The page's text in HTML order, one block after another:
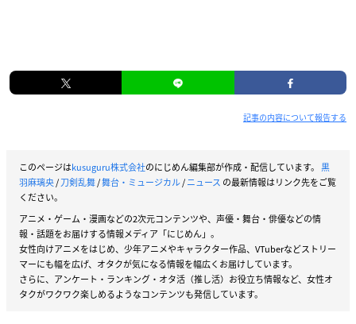
記事の内容について報告する
このページはkusuguru株式会社のにじめん編集部が作成・配信しています。 黒
羽麻璃央/刀剣乱舞/舞台・ミュージカル/ニュース の最新情報はリンク先をご覧
ください。
アニメ・ゲーム・漫画などの2次元コンテンツや、声優・舞台・俳優などの情
報・話題をお届けする情報メディア「にじめん」。
女性向けアニメをはじめ、少年アニメやキャラクター作品、VTuberなどストリー
マーにも幅を広げ、オタクが気になる情報を幅広くお届けしています。
さらに、アンケート・ランキング・オタ活（推し活）お役立ち情報など、女性オ
タクがワクワク楽しめるようなコンテンツも発信しています。